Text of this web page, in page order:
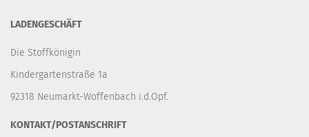
LADENGESCHÄFT
Die Stoffkönigin
Kindergartenstraße 1a
92318 Neumarkt-Woffenbach i.d.Opf.
KONTAKT/POSTANSCHRIFT